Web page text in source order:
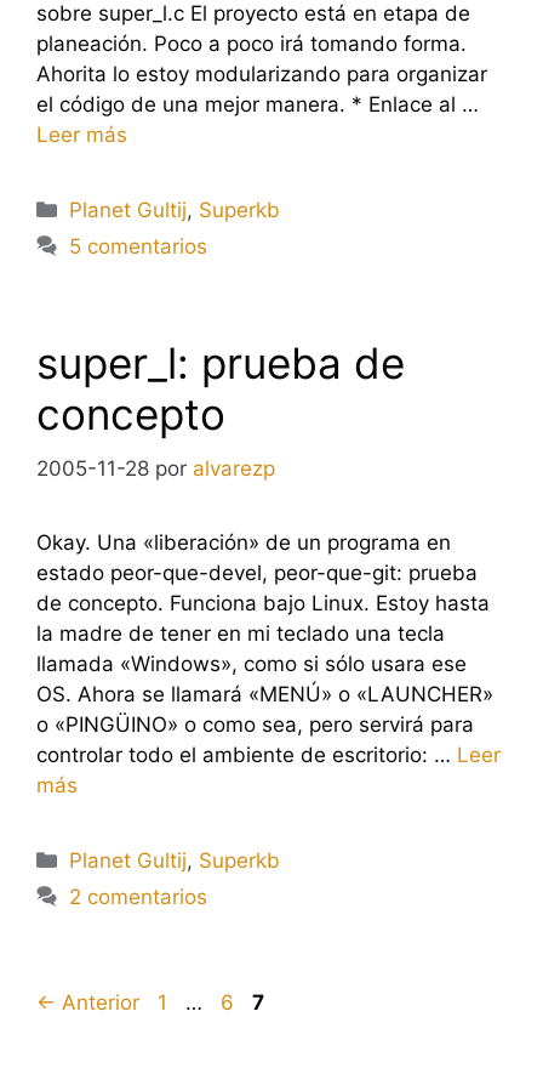
sobre super_l.c El proyecto está en etapa de
planeación. Poco a poco irá tomando forma.
Ahorita lo estoy modularizando para organizar
el código de una mejor manera. * Enlace al …
Leer más
Categorías
Planet Gultij, Superkb
5 comentarios
super_l: prueba de
concepto
2005-11-28 por alvarezp
Okay. Una «liberación» de un programa en
estado peor-que-devel, peor-que-git: prueba
de concepto. Funciona bajo Linux. Estoy hasta
la madre de tener en mi teclado una tecla
llamada «Windows», como si sólo usara ese
OS. Ahora se llamará «MENÚ» o «LAUNCHER»
o «PINGÜINO» o como sea, pero servirá para
controlar todo el ambiente de escritorio: … Leer
más
Categorías
Planet Gultij, Superkb
2 comentarios
← Anterior Página
1 … Página
6 Página
7